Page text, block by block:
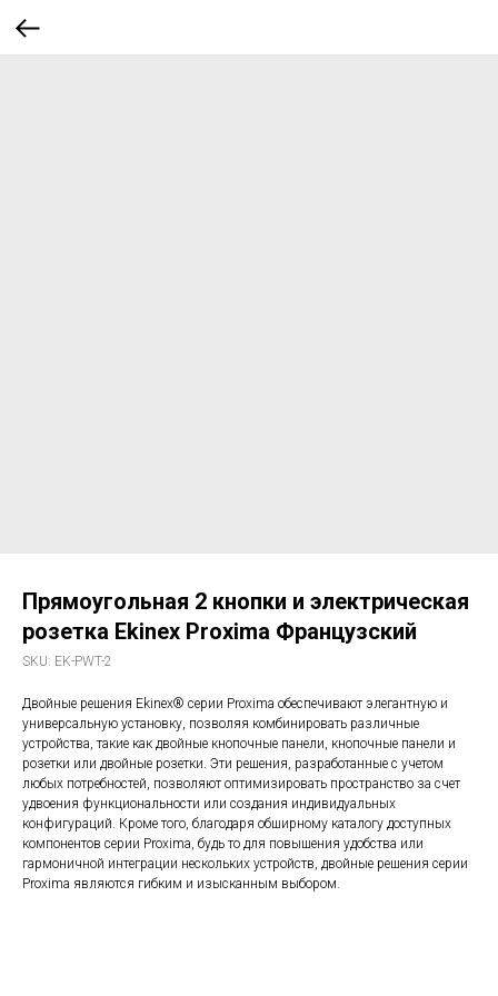
Прямоугольная 2 кнопки и электрическая
розетка Ekinex Proxima Французский
SKU: EK-PWT-2
Двойные решения Ekinex® серии Proxima обеспечивают элегантную и
универсальную установку, позволяя комбинировать различные
устройства, такие как двойные кнопочные панели, кнопочные панели и
розетки или двойные розетки. Эти решения, разработанные с учетом
любых потребностей, позволяют оптимизировать пространство за счет
удвоения функциональности или создания индивидуальных
конфигураций. Кроме того, благодаря обширному каталогу доступных
компонентов серии Proxima, будь то для повышения удобства или
гармоничной интеграции нескольких устройств, двойные решения серии
Proxima являются гибким и изысканным выбором.